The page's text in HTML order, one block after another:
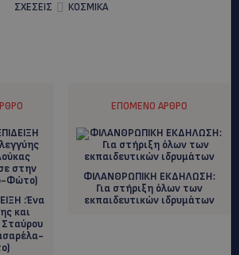
ΣΧΕΣΕΙΣ
ΚΟΣΜΙΚΑ
:Ένα
και
ΕΠΌΜΕΝΟ ΆΡΘΡΟ
ΦΙΛΑΝΘΡΩΠΙΚΗ ΕΚΔΗΛΩΣΗ:
Για στήριξη όλων των
εκπαιδευτικών ιδρυμάτων